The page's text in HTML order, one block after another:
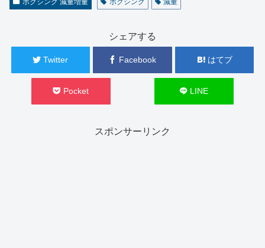
ボクシング 減量増量 ボクシング 減量
シェアする
Twitter Facebook はてブ
Pocket LINE
スポンサーリンク